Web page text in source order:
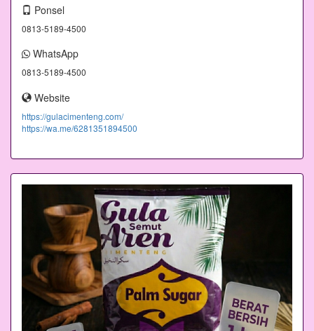
Ponsel
0813-5189-4500
WhatsApp
0813-5189-4500
Website
https://gulacimenteng.com/
https://wa.me/6281351894500